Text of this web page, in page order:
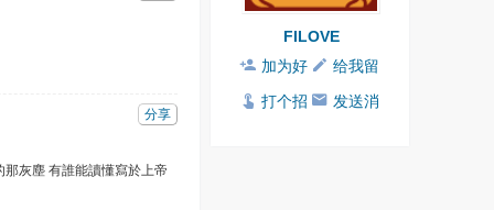
分享
灰塵 有誰能讀懂寫於上帝
FILOVE
加为好
友
给我留
言
打个招
发送消